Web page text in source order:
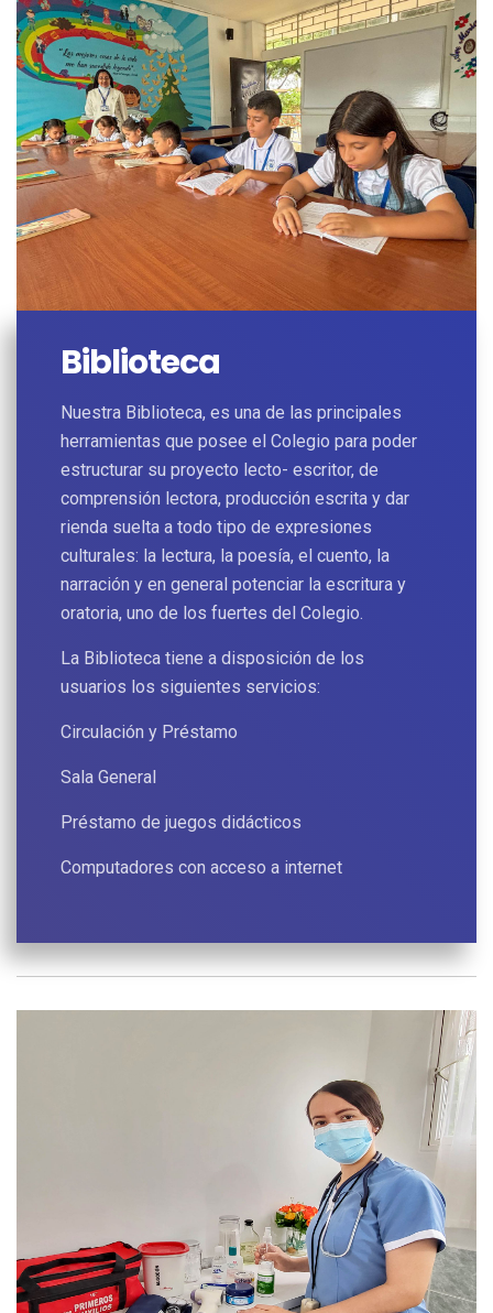
Biblioteca
Nuestra Biblioteca, es una de las principales
herramientas que posee el Colegio para poder
estructurar su proyecto lecto- escritor, de
comprensión lectora, producción escrita y dar
rienda suelta a todo tipo de expresiones
culturales: la lectura, la poesía, el cuento, la
narración y en general potenciar la escritura y
oratoria, uno de los fuertes del Colegio.
La Biblioteca tiene a disposición de los
usuarios los siguientes servicios:
Circulación y Préstamo
Sala General
Préstamo de juegos didácticos
Computadores con acceso a internet